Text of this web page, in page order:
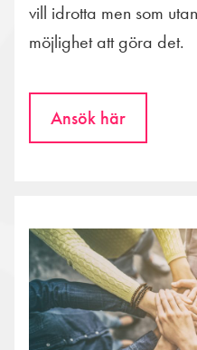
vill idrotta men som
möjlighet att göra det.
Ansök här